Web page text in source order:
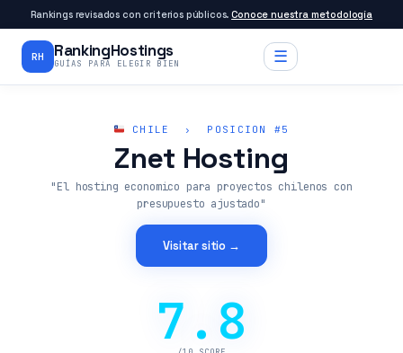
Rankings revisados con criterios públicos.Conoce nuestra metodología
RH RankingHostings
GUÍAS PARA ELEGIR BIEN ☰
CHILE › POSICION #5
Znet Hosting
"El hosting economico para proyectos chilenos con
presupuesto ajustado"
Visitar sitio →
7.8